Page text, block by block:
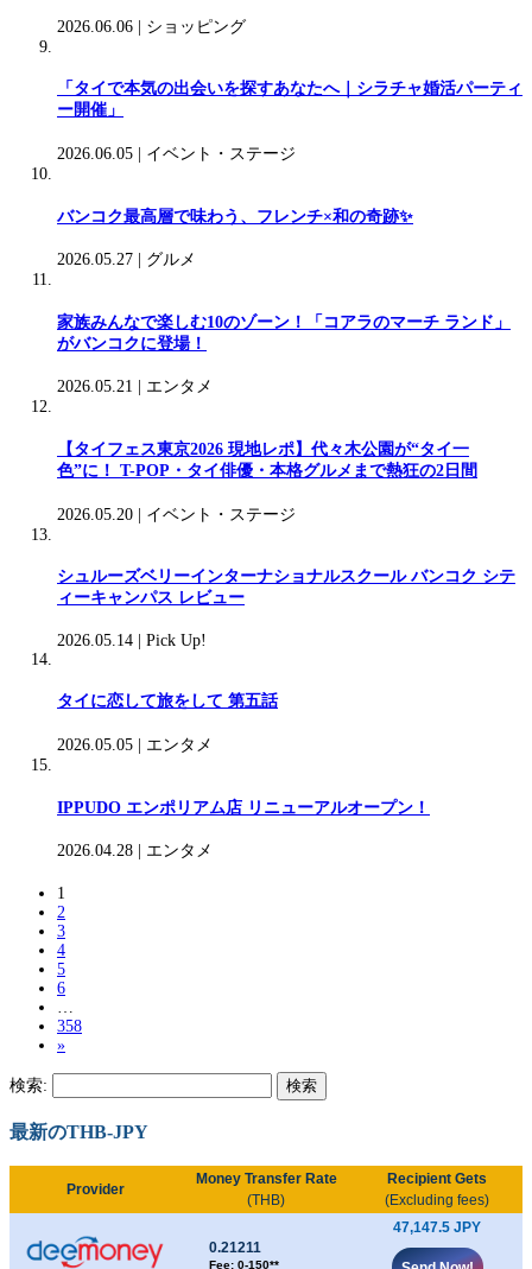
2026.06.06 ショッピング
「タイで本気の出会いを探すあなたへ｜シラチャ婚活パーティ
ー開催」
2026.06.05 イベント・ステージ
バンコク最高層で味わう、フレンチ×和の奇跡✨
2026.05.27 グルメ
家族みんなで楽しむ10のゾーン！「コアラのマーチ ランド」
がバンコクに登場！
2026.05.21 エンタメ
【タイフェス東京2026 現地レポ】代々木公園が“タイ一
色”に！ T-POP・タイ俳優・本格グルメまで熱狂の2日間
2026.05.20 | イベント・ステージ
シュルーズベリーインターナショナルスクール バンコク シテ
ィーキャンパス レビュー
2026.05.14 Pick Up!
タイに恋して旅をして 第五話
2026.05.05 エンタメ
IPPUDO エンポリアム店 リニューアルオープン！
2026.04.28 エンタメ
1
2
3
4
5
6
358
»
検索:
最新のTHB-JPY